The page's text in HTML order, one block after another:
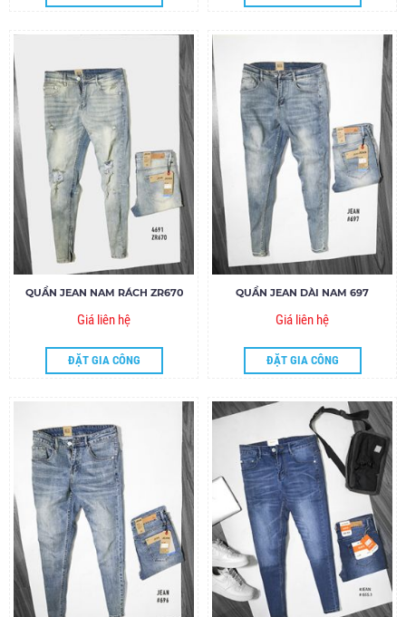
QUẦN JEAN NAM RÁCH ZR670
Giá liên hệ
ĐẶT GIA CÔNG
QUẦN JEAN DÀI NAM 697
Giá liên hệ
ĐẶT GIA CÔNG